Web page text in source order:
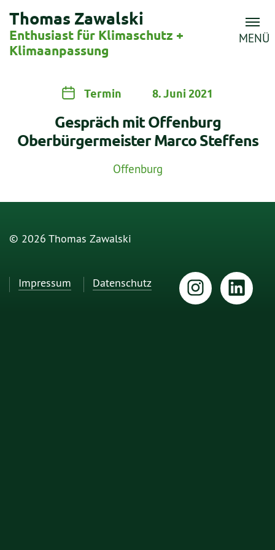
Thomas Zawalski
Enthusiast für Klimaschutz +
Klimaanpassung
MENÜ
Termin 8. Juni 2021
Gespräch mit Offenburg
Oberbürgermeister Marco Steffens
Offenburg
© 2026 Thomas Zawalski
Impressum Datenschutz